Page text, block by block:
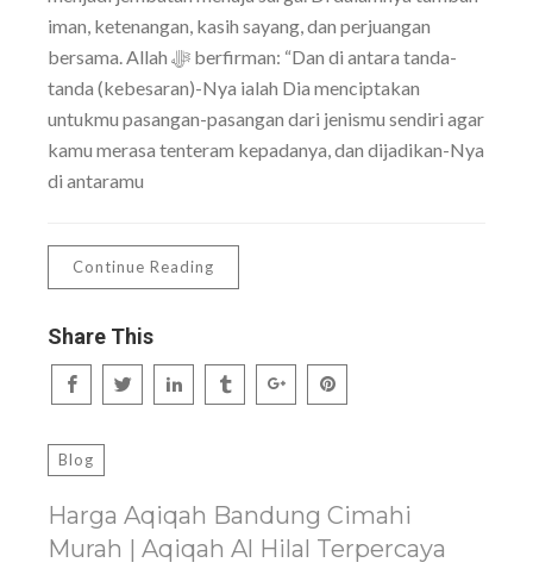
iman, ketenangan, kasih sayang, dan perjuangan
bersama. Allah ﷻ berfirman: “Dan di antara tanda-
tanda (kebesaran)-Nya ialah Dia menciptakan
untukmu pasangan-pasangan dari jenismu sendiri agar
kamu merasa tenteram kepadanya, dan dijadikan-Nya
di antaramu
Continue Reading
Share This
Blog
Harga Aqiqah Bandung Cimahi
Murah | Aqiqah Al Hilal Terpercaya